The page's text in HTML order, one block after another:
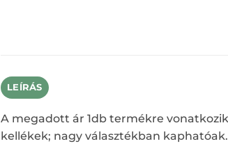
LEÍRÁS
A megadott ár 1db termékre
kellékek; nagy választékban